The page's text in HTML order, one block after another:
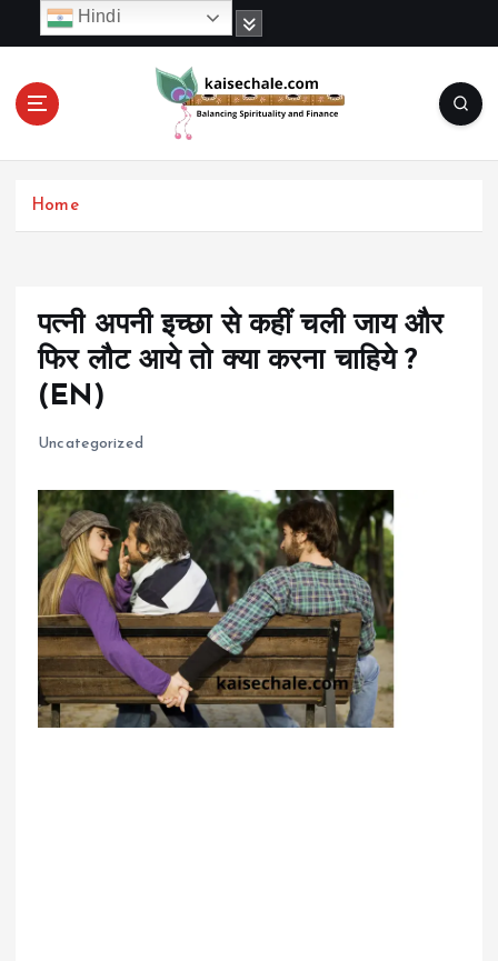
c
Home
पत्नी अपनी इच्छा से कहीं चली जाय और
फिर लौट आये तो क्या करना चाहिये ?
(EN)
Uncategorized
Hindi